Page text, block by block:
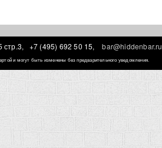
стр.3,
+7 (495) 692 50 15, bar@hiddenbar.ru
и могут быть изменены без предварительного уведомления.